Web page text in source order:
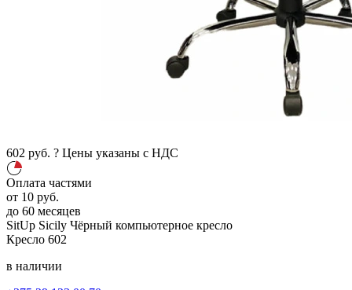
602 руб. ? Цены указаны с НДС
Оплата частями
от 10 руб.
до 60 месяцев
SitUp Sicily Чёрный компьютерное кресло
Кресло 602
в наличии